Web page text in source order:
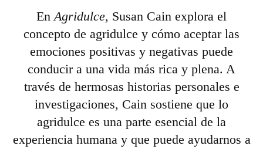
EnAgridulce, Susan Cain explora el
concepto de agridulce y cómo aceptar las
emociones positivas y negativas puede
conducir a una vida más rica y plena. A
través de hermosas historias personales e
investigaciones, Cain sostiene que lo
agridulce es una parte esencial de la
experiencia humana y que puede ayudarnos a